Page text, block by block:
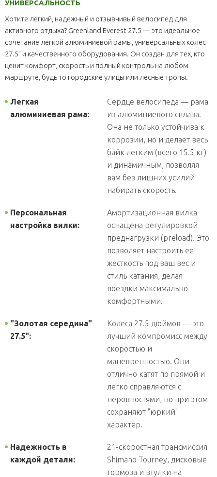
УНИВЕРСАЛЬНОСТЬ
Хотите легкий, надежный и отзывчивый велосипед для
активного отдыха? Greenland Everest 27.5 — это идеальное
сочетание легкой алюминиевой рамы, универсальных колес
27.5" и качественного оборудования. Он создан для тех, кто
ценит комфорт, скорость и полный контроль на любом
маршруте, будь то городские улицы или лесные тропы.
Легкая
алюминиевая рама:
Сердце велосипеда — рама
из алюминиевого сплава.
Она не только устойчива к
коррозии, но и делает весь
байк легким (всего 15.5 кг)
и динамичным, позволяя
вам без лишних усилий
набирать скорость.
Персональная
настройка вилки:
Амортизационная вилка
оснащена регулировкой
преднагрузки (preload). Это
позволяет настроить ее
жесткость под ваш вес и
стиль катания, делая
поездки максимально
комфортными.
"Золотая середина"
27.5":
Колеса 27.5 дюймов — это
лучший компромисс между
скоростью и
маневренностью. Они
отлично катят по прямой и
легко справляются с
неровностями, но при этом
сохраняют "юркий"
характер.
Надежность в
каждой детали:
21-скоростная трансмиссия
Shimano Tourney, дисковые
тормоза и втулки на